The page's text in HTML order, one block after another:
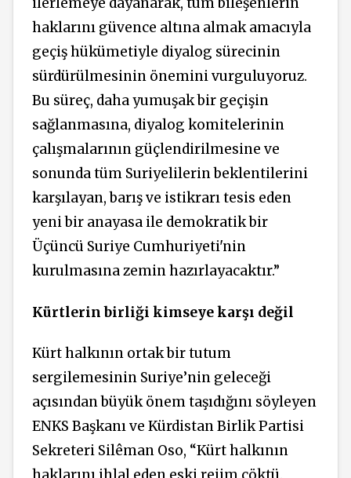
haklarını güvence altına almak amacıyla
geçiş hükümetiyle diyalog sürecinin
sürdürülmesinin önemini vurguluyoruz.
Bu süreç, daha yumuşak bir geçişin
sağlanmasına, diyalog komitelerinin
çalışmalarının güçlendirilmesine ve
sonunda tüm Suriyelilerin beklentilerini
karşılayan, barış ve istikrarı tesis eden
yeni bir anayasa ile demokratik bir
Üçüncü Suriye Cumhuriyeti'nin
kurulmasına zemin hazırlayacaktır.”
Kürtlerin birliği kimseye karşı değil
Kürt halkının ortak bir tutum
sergilemesinin Suriye’nin geleceği
açısından büyük önem taşıdığını söyleyen
ENKS Başkanı ve Kürdistan Birlik Partisi
Sekreteri Silêman Oso, “Kürt halkının